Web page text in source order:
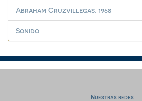
Abraham Cruzvillegas, 1968
Sonido
Nuestras redes